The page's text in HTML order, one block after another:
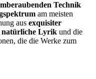
Technik
am meisten
aus exquisiter
natürliche Lyrik und die
die die Werke zum